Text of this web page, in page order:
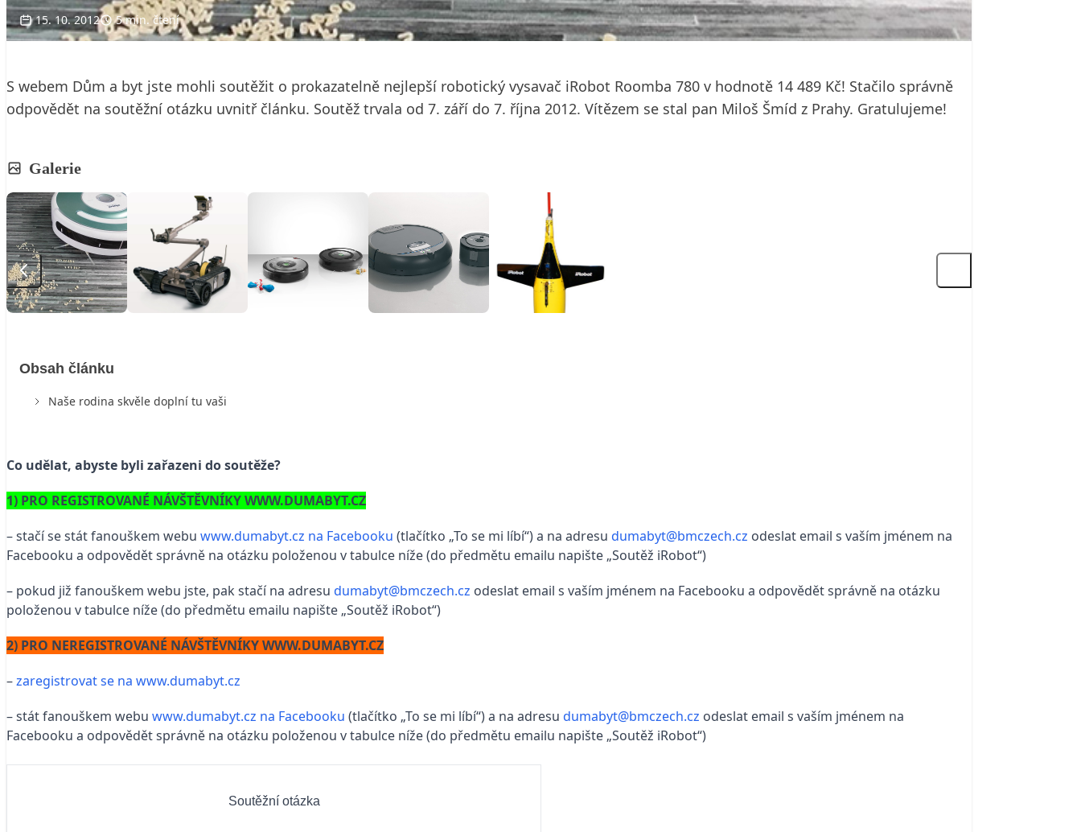
15. 10. 2012 5 min. čtení
S webem Dům a byt jste mohli soutěžit o prokazatelně nejlepší robotický vysavač iRobot Roomba 780 v hodnotě 14 489 Kč! Stačilo správně
odpovědět na soutěžní otázku uvnitř článku. Soutěž trvala od 7. září do 7. října 2012. Vítězem se stal pan Miloš Šmíd z Prahy. Gratulujeme!
Galerie
Obsah článku
Naše rodina skvěle doplní tu vaši
Co udělat, abyste byli zařazeni do soutěže?
1) PRO REGISTROVANÉ NÁVŠTĚVNÍKY WWW.DUMABYT.CZ
– stačí se stát fanouškem webu www.dumabyt.cz na Facebooku (tlačítko „To se mi líbí“) a na adresu dumabyt@bmczech.cz odeslat email s vaším jménem na
Facebooku a odpovědět správně na otázku položenou v tabulce níže (do předmětu emailu napište „Soutěž iRobot“)
– pokud již fanouškem webu jste, pak stačí na adresu dumabyt@bmczech.cz odeslat email s vaším jménem na Facebooku a odpovědět správně na otázku
položenou v tabulce níže (do předmětu emailu napište „Soutěž iRobot“)
2) PRO NEREGISTROVANÉ NÁVŠTĚVNÍKY WWW.DUMABYT.CZ
–zaregistrovat se na www.dumabyt.cz
– stát fanouškem webu www.dumabyt.cz na Facebooku (tlačítko „To se mi líbí“) a na adresu dumabyt@bmczech.cz odeslat email s vaším jménem na
Facebooku a odpovědět správně na otázku položenou v tabulce níže (do předmětu emailu napište „Soutěž iRobot“)
Soutěžní otázka